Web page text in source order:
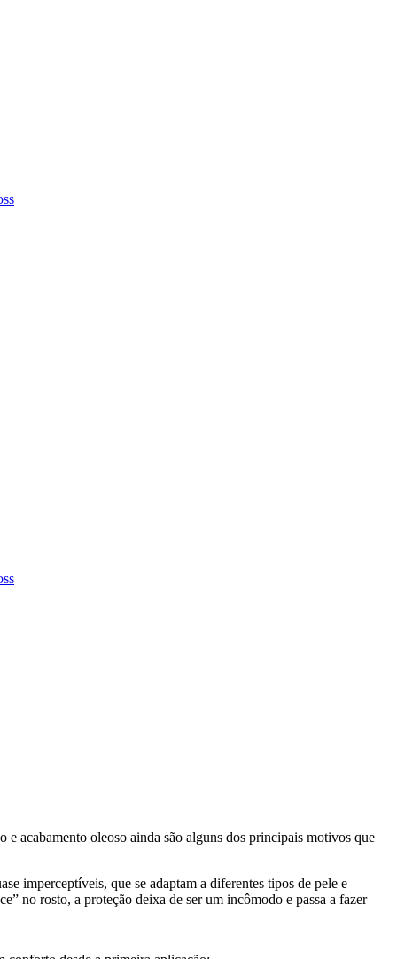
e acabamento oleoso ainda são alguns dos principais motivos que
imperceptíveis, que se adaptam a diferentes tipos de pele e
no rosto, a proteção deixa de ser um incômodo e passa a fazer